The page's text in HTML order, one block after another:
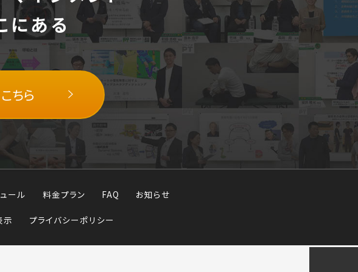
にある
ちら
ール 料金プラン FAQ お知らせ
示 プライバシーポリシー